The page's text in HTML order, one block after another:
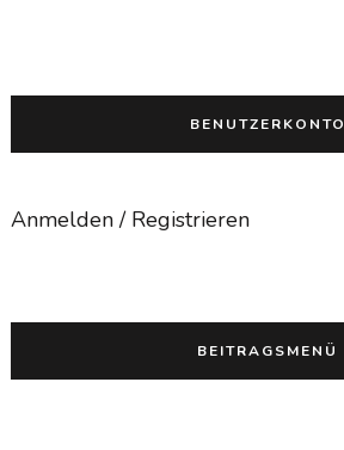
BENUTZERKONTO
Anmelden / Registrieren
BEITRAGSMENÜ